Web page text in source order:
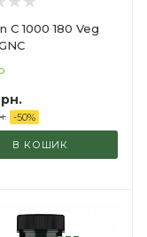
C 1000 180 Veg
-50%
В КОШИК